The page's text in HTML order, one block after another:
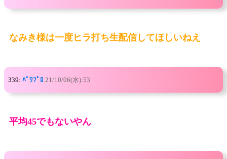
なみき様は一度ヒラ打ち生配信してほしいねえ
339: ﾊﾟﾜﾌﾟﾛ 21/10/06(水):53
平均45でもないやん